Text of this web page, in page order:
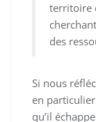
territoire
des
Si nous
en
qu’il